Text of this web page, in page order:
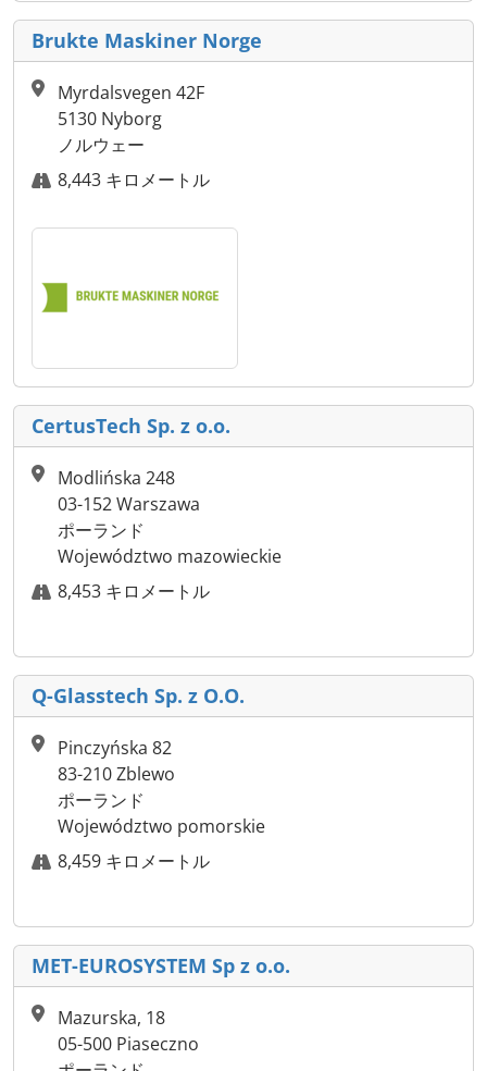
Brukte Maskiner Norge
Myrdalsvegen 42F
5130 Nyborg
ノルウェー
8,443 キロメートル
CertusTech Sp. z o.o.
Modlińska 248
03-152 Warszawa
ポーランド
Województwo mazowieckie
8,453 キロメートル
Q-Glasstech Sp. z O.O.
Pinczyńska 82
83-210 Zblewo
ポーランド
Województwo pomorskie
8,459 キロメートル
MET-EUROSYSTEM Sp z o.o.
Mazurska, 18
05-500 Piaseczno